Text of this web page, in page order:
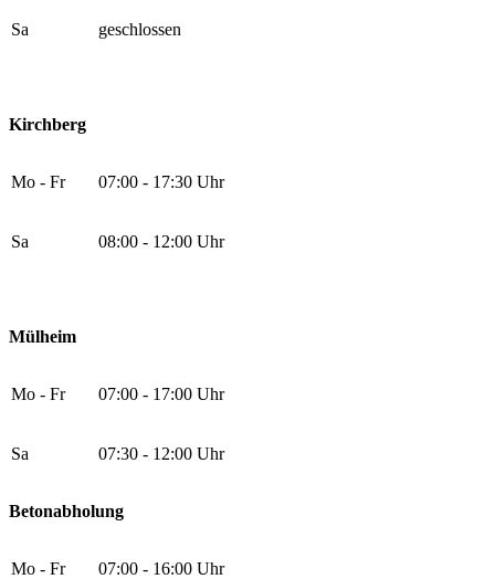
Sa geschlossen
Kirchberg
Mo - Fr 07:00 - 17:30 Uhr
Sa 08:00 - 12:00 Uhr
Mülheim
Mo - Fr 07:00 - 17:00 Uhr
Sa 07:30 - 12:00 Uhr
Betonabholung
Mo - Fr 07:00 - 16:00 Uhr